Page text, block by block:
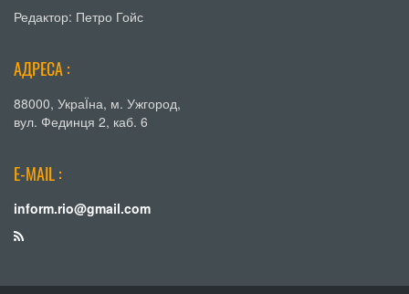
Редактор: Петро Гойс
АДРЕСА :
88000, УкраЇна, м. Ужгород,
вул. Фединця 2, каб. 6
E-MAIL :
inform.rio@gmail.com